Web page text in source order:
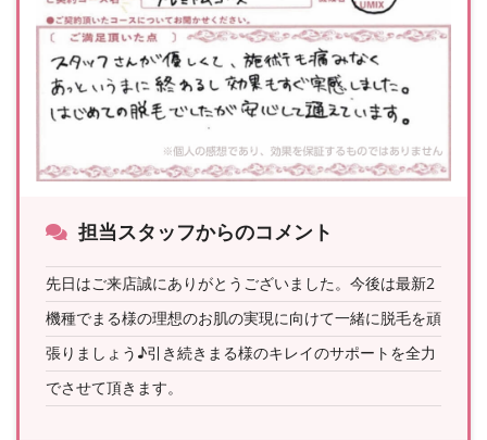
担当スタッフからのコメント
先日はご来店誠にありがとうございました。今後は最新2
機種でまる様の理想のお肌の実現に向けて一緒に脱毛を頑
張りましょう♪引き続きまる様のキレイのサポートを全力
でさせて頂きます。